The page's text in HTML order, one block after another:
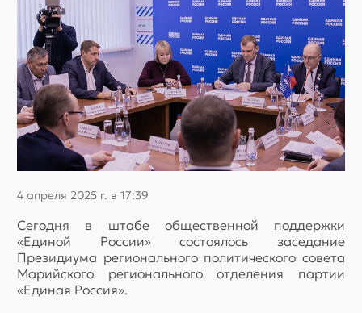
4 апреля 2025 г. в 17:39
Сегодня в штабе общественной поддержки
«Единой России» состоялось заседание
Президиума регионального политического совета
Марийского регионального отделения партии
«Единая Россия».